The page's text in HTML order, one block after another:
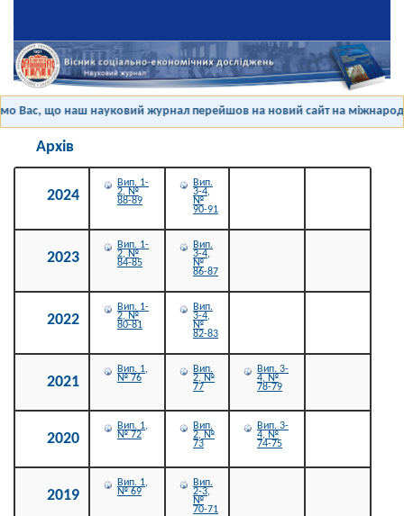
Вас, що наш науковий журнал перейшов на новий сайт на
Архів
2024
Вип. 1-
2, №
88-89
Вип.
3-4,
№
90-91
2023
Вип. 1-
2, №
84-85
Вип.
3-4,
№
86-87
2022
Вип. 1-
2, №
80-81
Вип.
3-4,
№
82-83
2021
Вип. 1,
№ 76
Вип.
2, №
77
Вип. 3-
4, №
78-79
2020
Вип. 1,
№ 72
Вип.
2, №
73
Вип. 3-
4, №
74-75
2019
Вип. 1,
№ 69
Вип.
2-3,
№
70-71